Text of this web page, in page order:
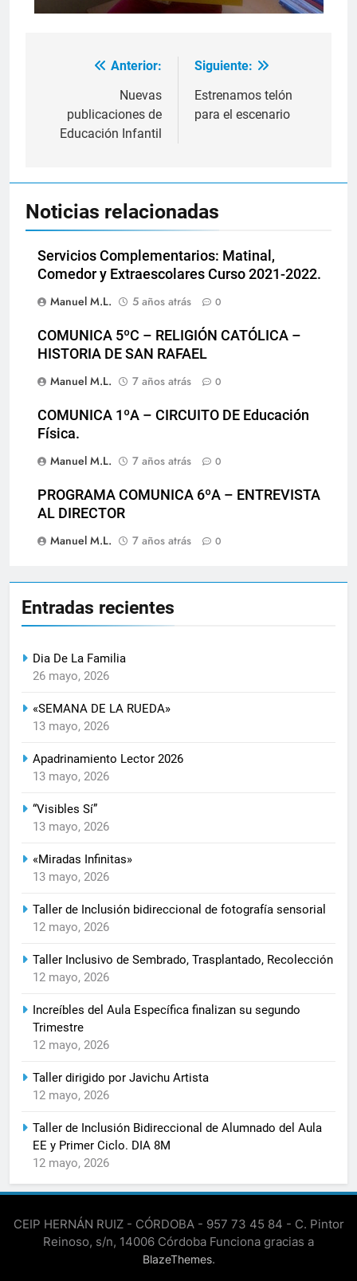
Navegación
entradas
Anterior:
Nuevas
publicaciones de
Educación Infantil
Siguiente:
Estrenamos telón
para el escenario
Noticias relacionadas
Servicios Complementarios: Matinal,
Comedor y Extraescolares Curso 2021-2022.
Manuel M.L.
5 años atrás 0
COMUNICA 5ºC – RELIGIÓN CATÓLICA –
HISTORIA DE SAN RAFAEL
Manuel M.L.
7 años atrás 0
COMUNICA 1ºA – CIRCUITO DE Educación
Física.
Manuel M.L.
7 años atrás 0
PROGRAMA COMUNICA 6ºA – ENTREVISTA
AL DIRECTOR
Manuel M.L.
7 años atrás 0
Entradas recientes
Dia De La Familia
26 mayo, 2026
«SEMANA DE LA RUEDA»
13 mayo, 2026
Apadrinamiento Lector 2026
13 mayo, 2026
“Visibles Sí”
13 mayo, 2026
«Miradas Infinitas»
13 mayo, 2026
Taller de Inclusión bidireccional de fotografía sensorial
12 mayo, 2026
Taller Inclusivo de Sembrado, Trasplantado, Recolección
12 mayo, 2026
Increíbles del Aula Específica finalizan su segundo
Trimestre
12 mayo, 2026
Taller dirigido por Javichu Artista
12 mayo, 2026
Taller de Inclusión Bidireccional de Alumnado del Aula
EE y Primer Ciclo. DIA 8M
12 mayo, 2026
CEIP HERNÁN RUIZ - CÓRDOBA - 957 73 45 84 - C. Pintor
Reinoso, s/n, 14006 Córdoba Funciona gracias a
BlazeThemes.